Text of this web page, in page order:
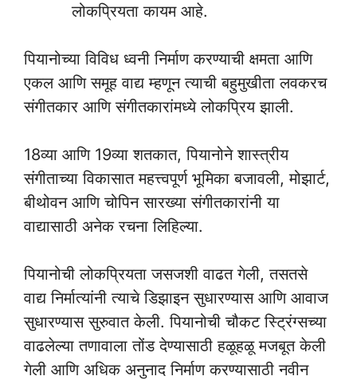
लोकप्रियता कायम आहे.
पियानोच्या विविध ध्वनी निर्माण करण्याची क्षमता आणि
एकल आणि समूह वाद्य म्हणून त्याची बहुमुखीता लवकरच
संगीतकार आणि संगीतकारांमध्ये लोकप्रिय झाली.
18व्या आणि 19व्या शतकात, पियानोने शास्त्रीय
संगीताच्या विकासात महत्त्वपूर्ण भूमिका बजावली, मोझार्ट,
बीथोवन आणि चोपिन सारख्या संगीतकारांनी या
वाद्यासाठी अनेक रचना लिहिल्या.
पियानोची लोकप्रियता जसजशी वाढत गेली, तसतसे
वाद्य निर्मात्यांनी त्याचे डिझाइन सुधारण्यास आणि आवाज
सुधारण्यास सुरुवात केली. पियानोची चौकट स्ट्रिंग्सच्या
वाढलेल्या तणावाला तोंड देण्यासाठी हळूहळू मजबूत केली
गेली आणि अधिक अनुनाद निर्माण करण्यासाठी नवीन